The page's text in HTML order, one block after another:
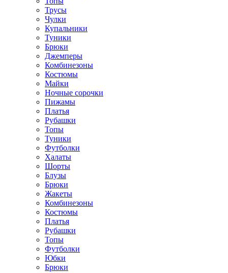
Трусы
Чулки
Купальники
Туники
Брюки
Джемперы
Комбинезоны
Костюмы
Майки
Ночные сорочки
Пижамы
Платья
Рубашки
Топы
Туники
Футболки
Халаты
Шорты
Блузы
Брюки
Жакеты
Комбинезоны
Костюмы
Платья
Рубашки
Топы
Футболки
Юбки
Брюки